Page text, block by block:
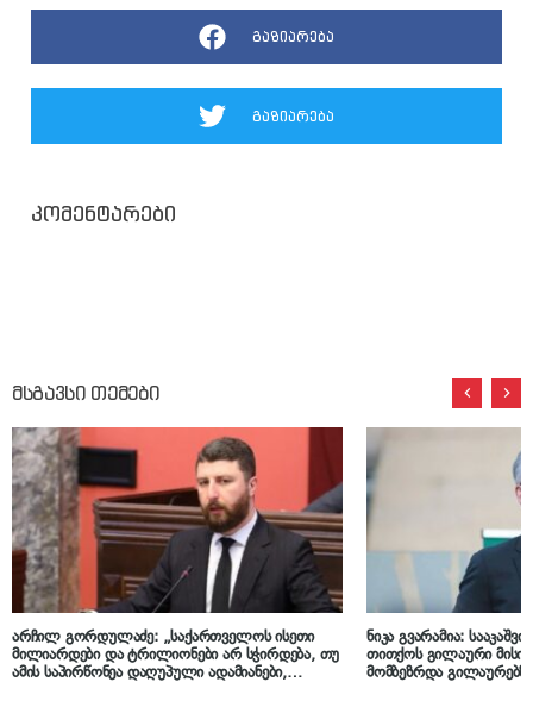
გაზიარება
გაზიარება
კომენტარები
მსგავსი თემები
არჩილ გორდულაძე: „საქართველოს ისეთი
მილიარდები და ტრილიონები არ სჭირდება, თუ
ამის საპირწონეა დაღუპული ადამიანები,
ნიკა გვარამია:
თითქოს გილაური მისი
მომბეზრდა